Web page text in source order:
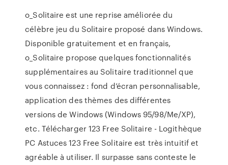
o_Solitaire est une reprise améliorée du
célèbre jeu du Solitaire proposé dans Windows.
Disponible gratuitement et en français,
o_Solitaire propose quelques fonctionnalités
supplémentaires au Solitaire traditionnel que
vous connaissez : fond d’écran personnalisable,
application des thèmes des différentes
versions de Windows (Windows 95/98/Me/XP),
etc. Télécharger 123 Free Solitaire - Logithèque
PC Astuces 123 Free Solitaire est très intuitif et
agréable à utiliser. Il surpasse sans conteste le